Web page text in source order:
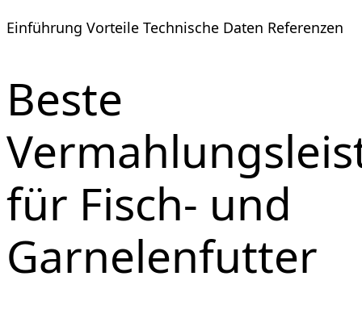
Einführung Vorteile Technische Daten Referenzen
Beste
für Fisch- und
Garnelenfutter